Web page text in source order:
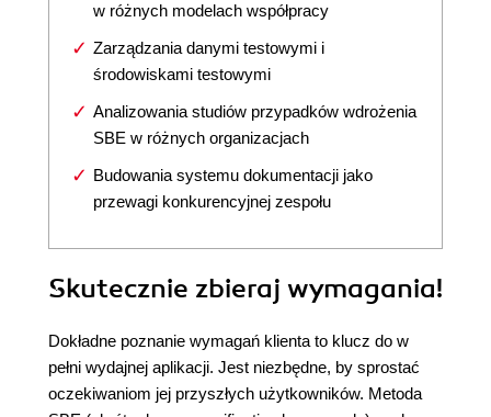
w różnych modelach współpracy
Zarządzania danymi testowymi i
środowiskami testowymi
Analizowania studiów przypadków wdrożenia
SBE w różnych organizacjach
Budowania systemu dokumentacji jako
przewagi konkurencyjnej zespołu
Skutecznie zbieraj wymagania!
Dokładne poznanie wymagań klienta to klucz do w
pełni wydajnej aplikacji. Jest niezbędne, by sprostać
oczekiwaniom jej przyszłych użytkowników. Metoda